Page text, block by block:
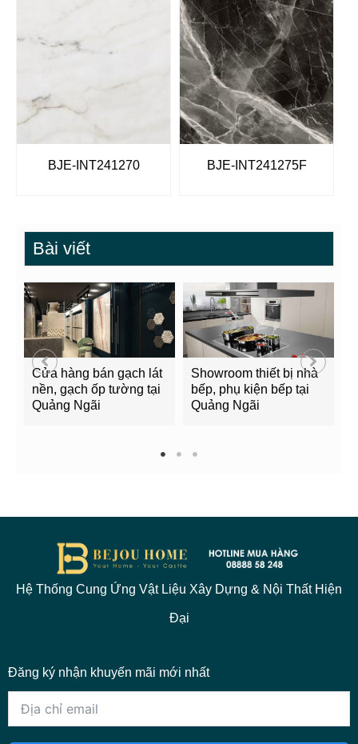
BJE-INT241270 BJE-INT241275F
Bài viết
Cửa hàng bán gạch lát
nền, gạch ốp tường tại
Quảng Ngãi
Showroom thiết bị nhà
bếp, phụ kiện bếp tại
Quảng Ngãi
1 2 3
Hệ Thống Cung Ứng Vật Liệu Xây Dựng & Nội Thất Hiện
Đại
Đăng ký nhận khuyến mãi mới nhất